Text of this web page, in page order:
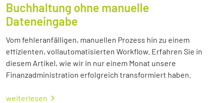
Buchhaltung ohne manuelle
Dateneingabe
Vom fehleranfälligen, manuellen Prozess hin zu einem
effizienten, vollautomatisierten Workflow. Erfahren Sie in
diesem Artikel, wie wir in nur einem Monat unsere
Finanzadministration erfolgreich transformiert haben.
weiterlesen